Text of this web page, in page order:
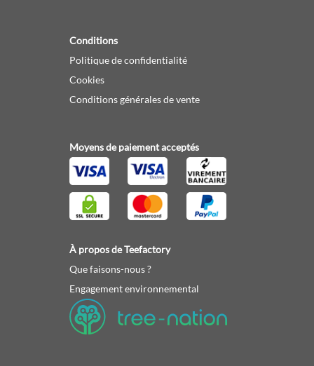
Conditions
Politique de confidentialité
Cookies
Conditions générales de vente
Moyens de paiement acceptés
À propos de Teefactory
Que faisons-nous ?
Engagement environnemental